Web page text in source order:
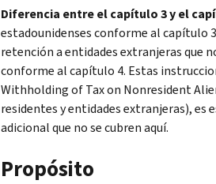
Diferencia entre el capítulo 3 y el
estadounidenses conforme al capítulo
retención a entidades extranjeras que
conforme al capítulo 4. Estas
Withholding of Tax on Nonresident
residentes y entidades extranjeras),
adicional que no se cubren aquí.
Propósito